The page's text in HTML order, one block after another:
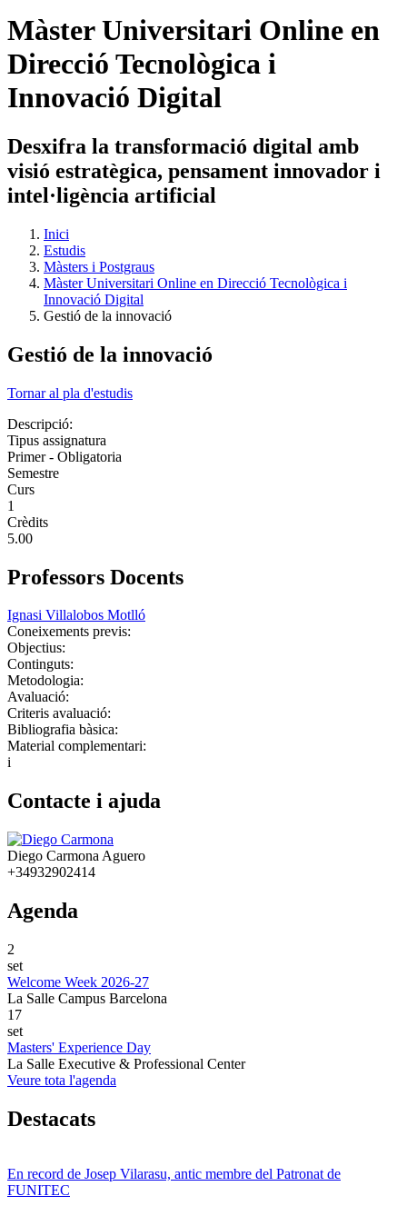
Màster Universitari Online en
Direcció Tecnològica i
Innovació Digital
Desxifra la transformació digital amb
visió estratègica, pensament innovador i
intel·ligència artificial
Inici
Estudis
Màsters i Postgraus
Màster Universitari Online en Direcció Tecnològica i
Innovació Digital
Gestió de la innovació
Gestió de la innovació
Tornar al pla d'estudis
Descripció:
Tipus assignatura
Primer - Obligatoria
Semestre
Curs
1
Crèdits
5.00
Professors Docents
Ignasi Villalobos Motlló
Coneixements previs:
Objectius:
Continguts:
Metodologia:
Avaluació:
Criteris avaluació:
Bibliografia bàsica:
Material complementari:
i
Contacte i ajuda
Diego Carmona Aguero
+34932902414
Agenda
2
set
Welcome Week 2026-27
La Salle Campus Barcelona
17
set
Masters' Experience Day
La Salle Executive & Professional Center
Veure tota l'agenda
Destacats
En record de Josep Vilarasu, antic membre del Patronat de
FUNITEC